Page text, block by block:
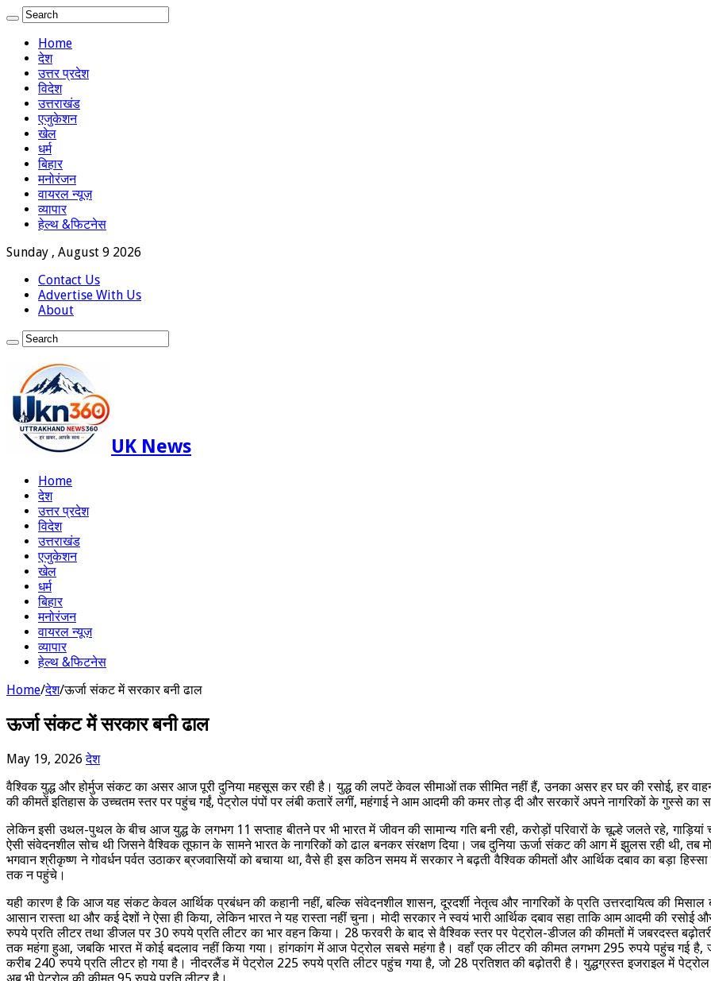
Home
देश
उत्तर प्रदेश
विदेश
उत्तराखंड
एजुकेशन
खेल
धर्म
बिहार
मनोरंजन
वायरल न्यूज़
व्यापार
हेल्थ &फिटनेस
Sunday , August 9 2026
Contact Us
Advertise With Us
About
UK News
Home
देश
उत्तर प्रदेश
विदेश
उत्तराखंड
एजुकेशन
खेल
धर्म
बिहार
मनोरंजन
वायरल न्यूज़
व्यापार
हेल्थ &फिटनेस
Home/देश/ऊर्जा संकट में सरकार बनी ढाल
ऊर्जा संकट में सरकार बनी ढाल
May 19, 2026 देश
वैश्विक युद्ध और होर्मुज संकट का असर आज पूरी दुनिया महसूस कर रही है। युद्ध की लपटें केवल सीमाओंतक सीमित नहीं हैं, उनका असर हर घर की रसोई, हर
की कीमतें इतिहास के उच्चतम स्तर पर पहुंच गईं, पेट्रोल पंपों पर लंबी कतारें लगीं, महंगाई ने आम आदमी की कमर तोड़ दी और सरकारें अपने नागरिकों के गुस्से का
लेकिन इसी उथल-पुथल के बीच आज युद्ध के लगभग 11 सप्ताह बीतने पर भी भारत में जीवन की सामान्य गति बनी रही, करोड़ों परिवारों के चूल्हे जलते रहे,
ऐसी संवेदनशील सोच थी जिसने वैश्विक तूफान के सामने भारत के नागरिकों को ढाल बनकर संरक्षण दिया। जब दुनिया ऊर्जा संकट की आग में झुलस रही थी, तब
भगवान श्रीकृष्ण ने गोवर्धन पर्वत उठाकर ब्रजवासियों को बचाया था, वैसे ही इस कठिन समय में सरकार ने बढ़ती वैश्विक कीमतों और आर्थिक दबाव का बड़ा
तक न पहुंचे।
यही कारण है कि आज यह संकट केवल आर्थिक प्रबंधन की कहानी नहीं, बल्कि संवेदनशील शासन, दूरदर्शी नेतृत्व और नागरिकों के प्रति उत्तरदायित्व की
आसान रास्ता था और कई देशों ने ऐसा ही किया, लेकिन भारत ने यह रास्ता नहीं चुना। मोदी सरकार ने स्वयं भारी आर्थिक दबाव सहा ताकि आम आदमी की
रुपये प्रति लीटर तथा डीजल पर 30 रुपये प्रति लीटर का भार वहन किया। 28 फरवरी के बाद से वैश्विक स्तर पर पेट्रोल-डीजल की कीमतों में जबरदस्त
तक महंगा हुआ, जबकि भारत में कोई बदलाव नहीं किया गया। हांगकांग में आज पेट्रोल सबसे महंगा है। वहाँ एक लीटर की कीमत लगभग 295 रुपये पहुंच गई है,
करीब 240 रुपये प्रति लीटर हो गया है। नीदरलैंड में पेट्रोल 225 रुपये प्रति लीटर पहुंच गया है, जो 28 प्रतिशत की बढ़ोतरी है। युद्धग्रस्त इजराइल में
अब भी पेट्रोल की कीमत 95 रुपये प्रति लीटर है।